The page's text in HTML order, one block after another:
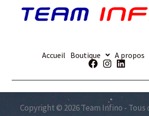
Accueil Boutique A propos
Copyright © 2026 Team Infino - Tous